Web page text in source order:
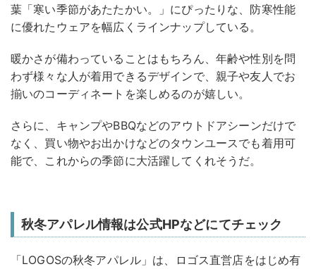
葉「寒い季節があたたかい。」にぴったりな、防寒性能
に優れたウェアを幅広くラインナップしている。
暖かさが備わっていることはもちろん、年齢や性別を問
わず様々な人が着用できるデザインで、親子や友人でお
揃いのコーディネートを楽しめるのが嬉しい。
さらに、キャンプやBBQなどのアウトドアシーンだけで
なく、買い物やお出かけなどのタウンユースでも着用可
能で、これからの季節に大活躍してくれそうだ。
秋冬アパレル情報は公式HPなどにてチェック
「LOGOSの秋冬アパレル」は、ロゴス直営店をはじめ有